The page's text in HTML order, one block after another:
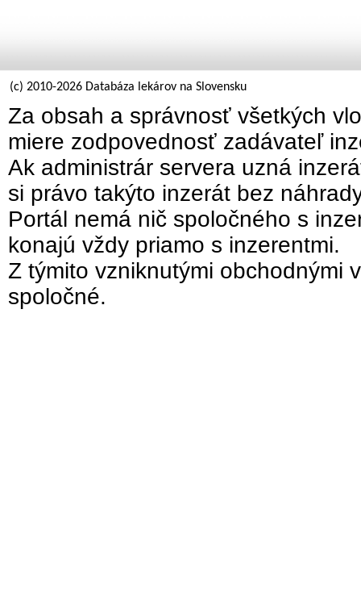
(c) 2010-2026 Databáza lekárov na Slovensku
Za obsah a správnosť všetkých
miere zodpovednosť zadávateľ
Ak administrár servera uzná
si právo takýto inzerát bez
Portál nemá nič spoločného s
konajú vždy priamo s inzerentmi.
Z týmito vzniknutými obchodnými
spoločné.